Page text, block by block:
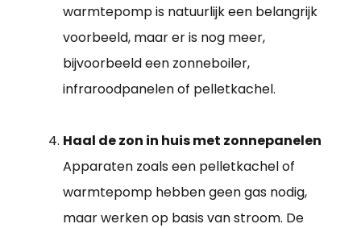
warmtepomp is natuurlijk een belangrijk
voorbeeld, maar er is nog meer,
bijvoorbeeld een zonneboiler,
infraroodpanelen of pelletkachel.
Haal de zon in huis met zonnepanelen
Apparaten zoals een pelletkachel of
warmtepomp hebben geen gas nodig,
maar werken op basis van stroom. De